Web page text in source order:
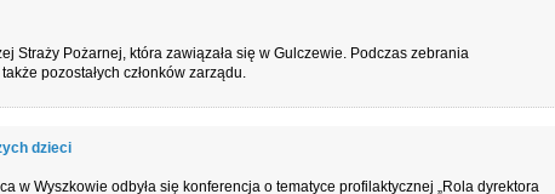
Straży Pożarnej, która zawiązała się w Gulczewie. Podczas zebrania
pozostałych członków zarządu.
dzieci
w Wyszkowie odbyła się konferencja o tematyce profilaktycznej „Rola dyrektora